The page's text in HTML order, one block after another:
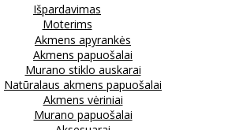
Išpardavimas
Moterims
Akmens apyrankės
Akmens papuošalai
Murano stiklo auskarai
Natūralaus akmens papuošalai
Akmens vėriniai
Murano papuošalai